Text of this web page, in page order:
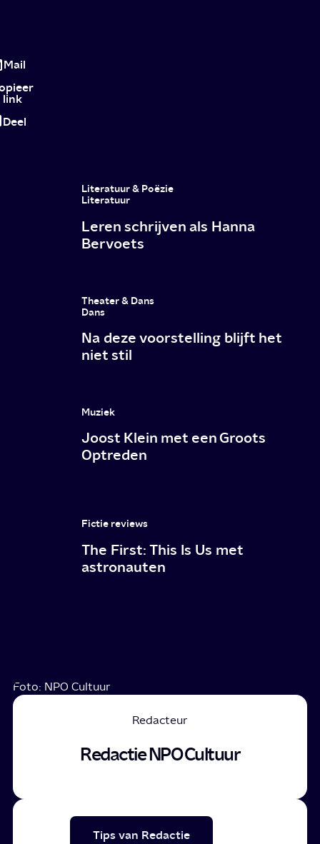
Cassandra:
Te
slim
Duits
terroriseert
Mail
link
Deel
Literatuur & Poëzie
Literatuur
Leren schrijven als Hanna
Bervoets
Theater & Dans
Dans
Na deze voorstelling blijft het
niet stil
Muziek
Joost Klein met een Groots
Optreden
Fictie reviews
The First: This Is Us met
astronauten
Foto: NPO Cultuur
Redacteur
Redactie NPO Cultuur
Tips van Redactie